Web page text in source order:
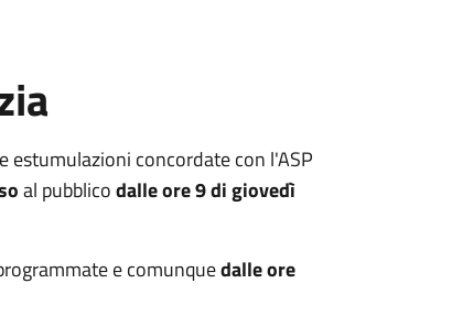
estumulazioni concordate con l'ASP
al pubblicodalle ore 9 di giovedì
e comunquedalle ore